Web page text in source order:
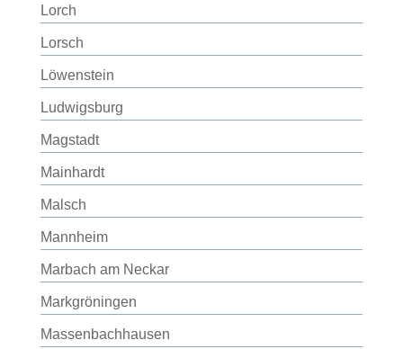
Lorch
Lorsch
Löwenstein
Ludwigsburg
Magstadt
Mainhardt
Malsch
Mannheim
Marbach am Neckar
Markgröningen
Massenbachhausen